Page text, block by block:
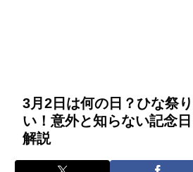
3月2日は何の日？ひな祭
い！意外と知らない記念
解説